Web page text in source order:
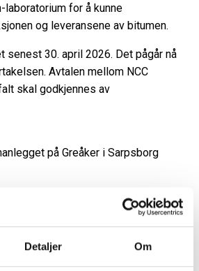
Detaljer Om
for å kunne
og leveransene av bitumen.
senest 30. april 2026. Det pågår nå
Avtalen mellom NCC
skal godkjennes av
på Greåker i Sarpsborg
kontakt: